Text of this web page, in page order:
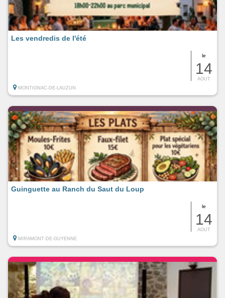
le
14
AOUT
Les vendredis de l'été
MONTIGNAC-DE-LAUZUN
le
14
AOUT
Guinguette au Ranch du Saut du Loup
MIRAMONT-DE-GUYENNE